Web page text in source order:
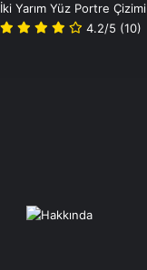
İki Yarım Yüz Portre Çizimi
4.2/5 (10)